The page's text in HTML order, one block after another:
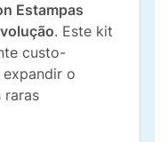
Estampas
. Este kit
custo-
o
raras